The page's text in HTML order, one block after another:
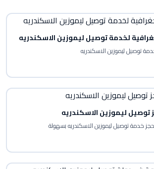
لخدمة توصيل ليموزين الاسكندريه
توصيل ليموزين الاسكندريه
توصيل ليموزين الاسكندريه
خدمة توصيل ليموزين الاسكندريه بسهولة